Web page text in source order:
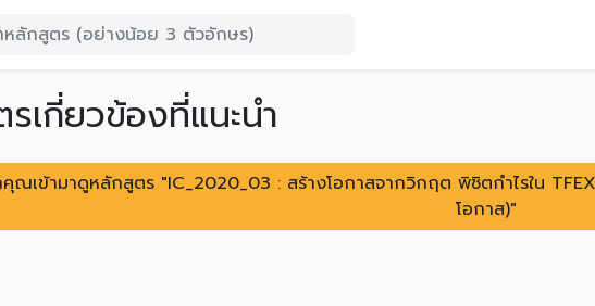
เกี่ยวข้องที่แนะนำ
คุณเข้ามาดูหลักสูตร "IC_2020_03 : สร้างโอกาสจากวิกฤต พิชิตกำไรใน
โอกาส)"